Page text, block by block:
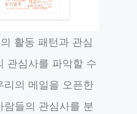
활동 패턴과 관심
관심사를 파악할 수
리의 메일을 오픈한
람들의 관심사를 분